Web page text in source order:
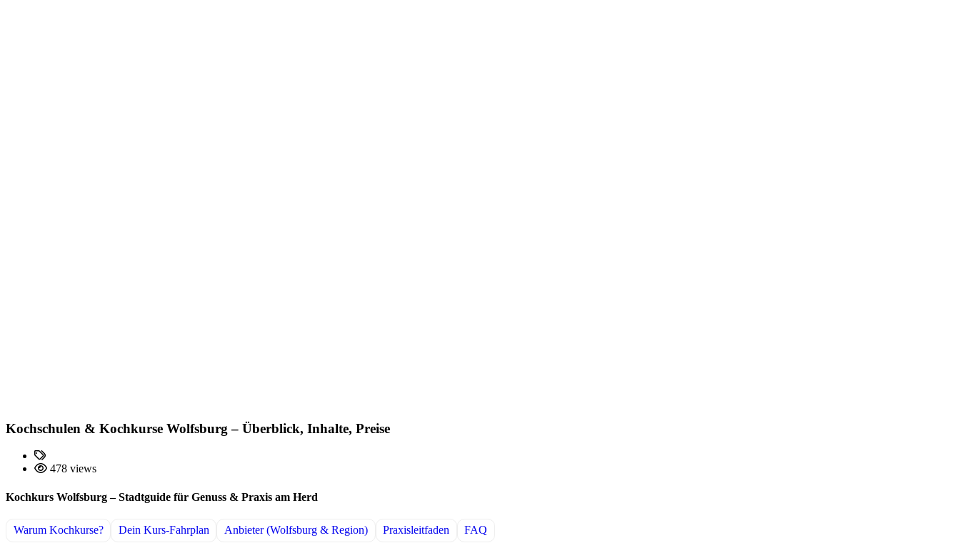
Kochschulen & Kochkurse Wolfsburg – Überblick, Inhalte, Preise
478 views
Kochkurs Wolfsburg – Stadtguide für Genuss & Praxis am Herd
Warum Kochkurse? Dein Kurs-Fahrplan Anbieter (Wolfsburg & Region) Praxisleitfaden FAQ